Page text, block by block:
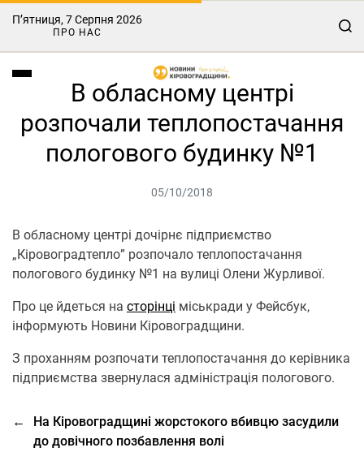
П’ятниця, 7 Серпня 2026
ПРО НАС
В обласному центрі
розпочали теплопостачання
пологового будинку №1
05/10/2018
В обласному центрі дочірнє підприємство
„Кіровоградтепло” розпочало теплопостачання
пологового будинку №1 на вулиці Олени Журливої.
Про це йдеться на сторінці міськради у Фейсбук,
інформують Новини Кіровоградщини.
З проханням розпочати теплопостачання до керівника
підприємства звернулася адміністрація пологового.
←
На Кіровоградщині жорстокого вбивцю засудили
до довічного позбавлення волі